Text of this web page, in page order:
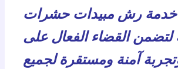
خدمة رش مبيدات حشرات
لتضمن القضاء الفعال على
آمنة ومستقرة لجميع